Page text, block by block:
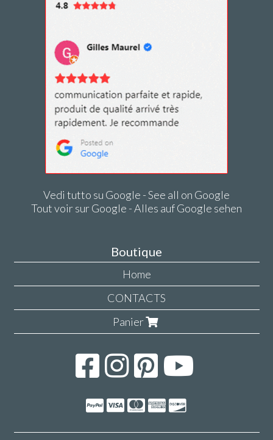
Vedi tutto su Google - See all on Google
Tout voir sur Google - Alles auf Google sehen
Boutique
Home
CONTACTS
Panier